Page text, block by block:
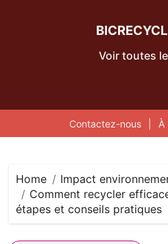
Voir toutes
Contactez-nous À
content
Home
Impact
Comment recycler
étapes et conseils pratiques